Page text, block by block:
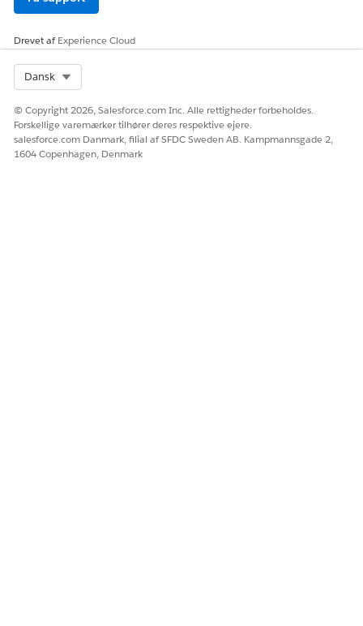
Giv os besked, så vi kan forbedre os!
Drevet afExperience Cloud
Dansk
© Copyright 2026, Salesforce.com Inc. Alle rettigheder forbeholdes.
Forskellige varemærker tilhører deres respektive ejere.
salesforce.com Danmark, filial af SFDC Sweden AB. Kampmannsgade 2,
1604 Copenhagen, Denmark